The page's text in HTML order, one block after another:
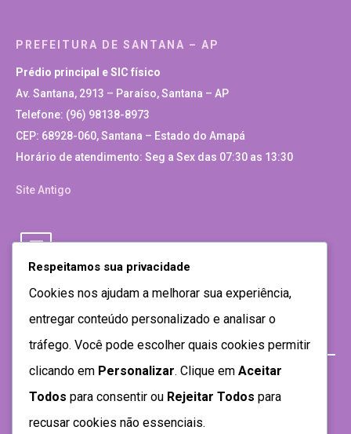
PREFEITURA DE SANTANA – AP
Prédio principal e SIC físico
Av. Santana, 2913 – Paraíso, Santana – AP
Telefone: (96) 98138-8973
CEP: 68928-060, Santana – Estado do Amapá
Horário de atendimento: Seg a Sex das 07:30 as 13:30
Site Antigo
Respeitamos sua privacidade
Cookies nos ajudam a melhorar sua experiência,
entregar conteúdo personalizado e analisar o
tráfego. Você pode escolher quais cookies permitir
clicando em Personalizar. Clique em Aceitar
Todos para consentir ou Rejeitar Todos para
recusar cookies não essenciais.